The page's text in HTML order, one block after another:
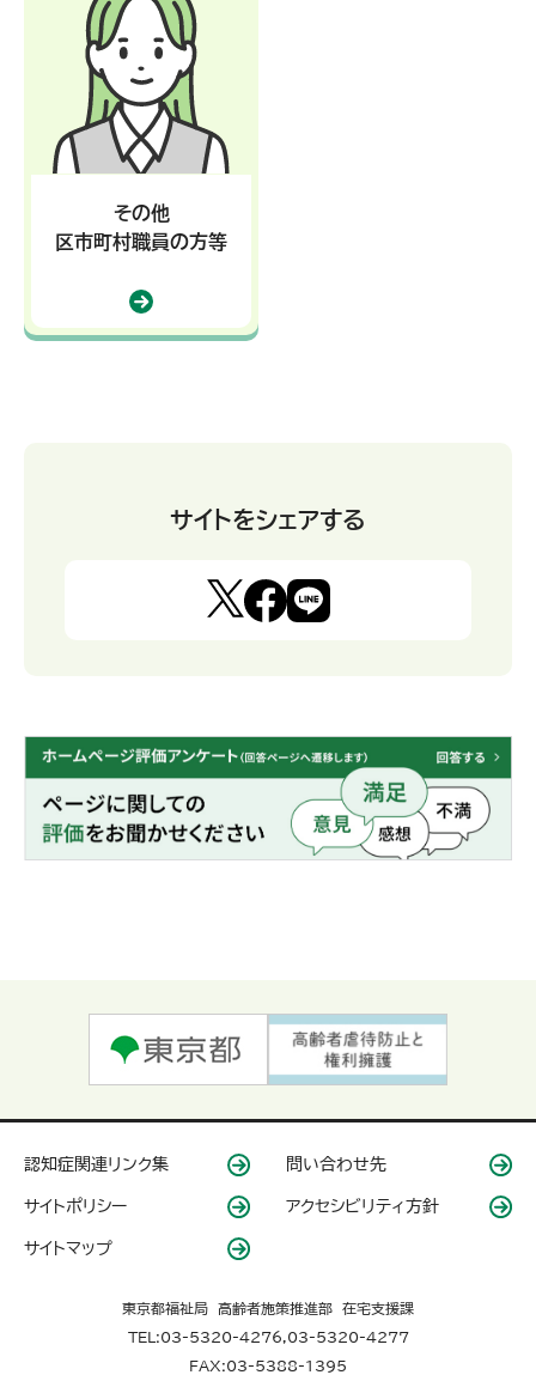
その他
区市町村職員の方等
サイトをシェアする
認知症関連リンク集 問い合わせ先
サイトポリシー アクセシビリティ方針
サイトマップ
東京都福祉局 高齢者施策推進部 在宅支援課
TEL:03-5320-4276,03-5320-4277
FAX:03-5388-1395